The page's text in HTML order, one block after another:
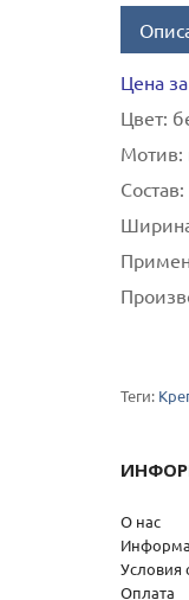
Цена
Цвет:
Мотив:
Состав:
Теги:
О нас
Условия
Оплата